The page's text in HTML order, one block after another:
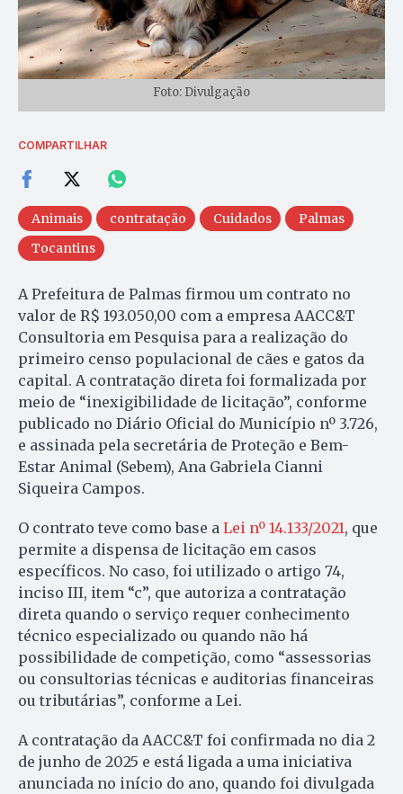
Foto: Divulgação
COMPARTILHAR
Animais contratação Cuidados
Palmas
Tocantins
A Prefeitura de Palmas firmou um contrato no
valor de R$ 193.050,00 com a empresa AACC&T
Consultoria em Pesquisa para a realização do
primeiro censo populacional de cães e gatos da
capital. A contratação direta foi formalizada por
meio de “inexigibilidade de licitação”, conforme
publicado no Diário Oficial do Município nº 3.726,
e assinada pela secretária de Proteção e Bem-
Estar Animal (Sebem), Ana Gabriela Cianni
Siqueira Campos.
O contrato teve como base a Lei nº 14.133/2021, que
permite a dispensa de licitação em casos
específicos. No caso, foi utilizado o artigo 74,
inciso III, item “c”, que autoriza a contratação
direta quando o serviço requer conhecimento
técnico especializado ou quando não há
possibilidade de competição, como “assessorias
ou consultorias técnicas e auditorias financeiras
ou tributárias”, conforme a Lei.
A contratação da AACC&T foi confirmada no dia 2
de junho de 2025 e está ligada a uma iniciativa
anunciada no início do ano, quando foi divulgada